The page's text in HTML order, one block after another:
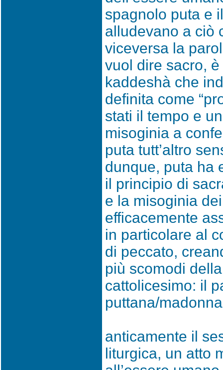
spagnolo puta e
alludevano a ciò
viceversa la
vuol dire sacro,
kaddeshà che
definita come
stati il tempo e
misoginia a
puta tutt’altro
dunque, puta ha
il principio di
e la misoginia
efficacemente
in particolare al
di peccato,
più scomodi
cattolicesimo: il
puttana/
anticamente il
liturgica, un atto